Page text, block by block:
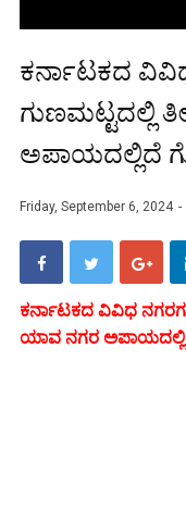
ಕರ್ನಾಟಕದ
ಗುಣಮಟ್ಟದಲ್ಲಿ
ಅಪಾಯದಲ್ಲಿದೆ
Friday, September 6, 2024
ಕರ್ನಾಟಕದ ವಿವಿಧ
ಯಾವ ನಗರ ಅಪಾಯದಲ್ಲಿದೆ